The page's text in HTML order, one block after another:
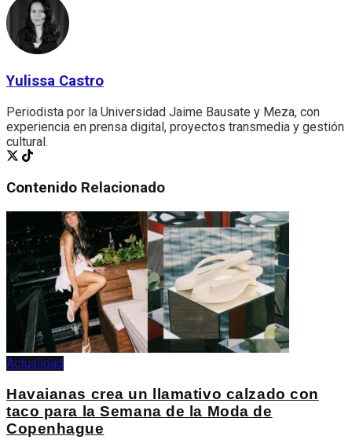
Yulissa Castro
Periodista por la Universidad Jaime Bausate y Meza, con
experiencia en prensa digital, proyectos transmedia y gestión
cultural.
Contenido Relacionado
Actualidad
Havaianas crea un llamativo calzado con
taco para la Semana de la Moda de
Copenhague